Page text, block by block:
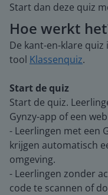
Start dan deze quiz
Hoe werkt
De kant-en-klare
tool Klassenquiz.
Start de quiz
Start de quiz.
Gynzy-app of een
- Leerlingen met een
krijgen automatisch
omgeving.
- Leerlingen zonder
code te scannen of